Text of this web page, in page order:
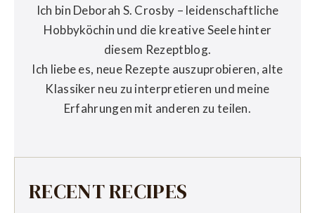
Ich bin Deborah S. Crosby – leidenschaftliche
Hobbyköchin und die kreative Seele hinter
diesem Rezeptblog.
Ich liebe es, neue Rezepte auszuprobieren, alte
Klassiker neu zu interpretieren und meine
Erfahrungen mit anderen zu teilen.
RECENT RECIPES